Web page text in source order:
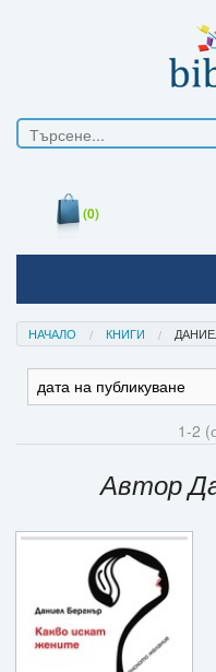
(0)
Начало
Печатни книги
Подаръци
Ваучери
НАЧАЛО КНИГИ
1-2
Автор